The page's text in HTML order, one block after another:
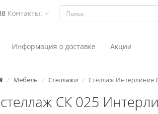
Контакты:
Информация о доставке Акции
Мебель Стеллажи Стеллаж Интерлиния
СК 025